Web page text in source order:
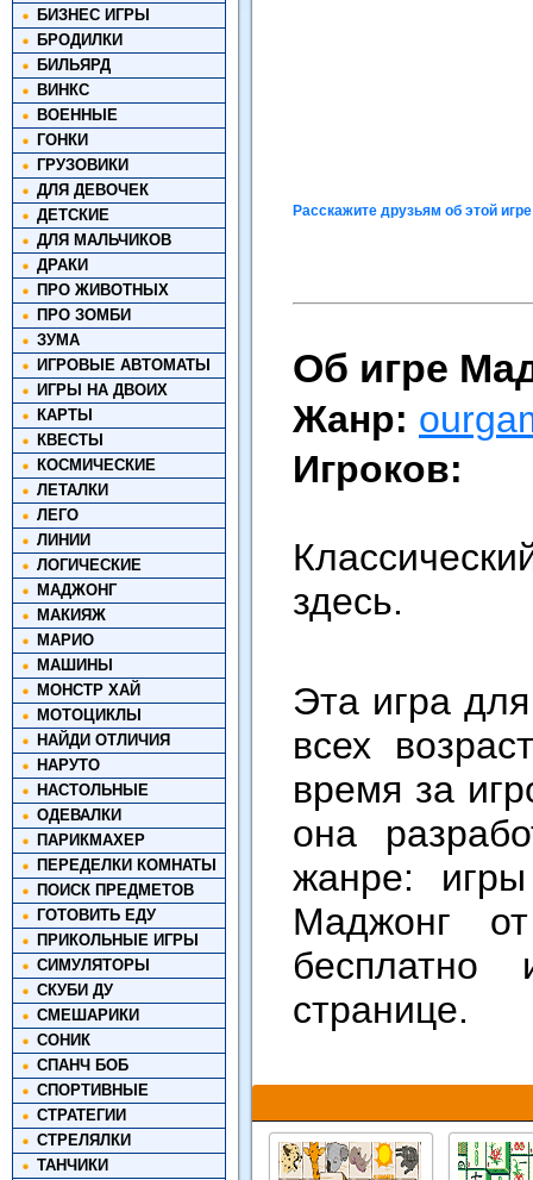
БИЗНЕС ИГРЫ
БРОДИЛКИ
БИЛЬЯРД
ВИНКС
ВОЕННЫЕ
ГОНКИ
ГРУЗОВИКИ
ДЛЯ ДЕВОЧЕК
ДЕТСКИЕ
ДЛЯ МАЛЬЧИКОВ
ДРАКИ
ПРО ЖИВОТНЫХ
ПРО ЗОМБИ
ЗУМА
ИГРОВЫЕ АВТОМАТЫ
ИГРЫ НА ДВОИХ
КАРТЫ
КВЕСТЫ
КОСМИЧЕСКИЕ
ЛЕТАЛКИ
ЛЕГО
ЛИНИИ
ЛОГИЧЕСКИЕ
МАДЖОНГ
МАКИЯЖ
МАРИО
МАШИНЫ
МОНСТР ХАЙ
МОТОЦИКЛЫ
НАЙДИ ОТЛИЧИЯ
НАРУТО
НАСТОЛЬНЫЕ
ОДЕВАЛКИ
ПАРИКМАХЕР
ПЕРЕДЕЛКИ КОМНАТЫ
ПОИСК ПРЕДМЕТОВ
ГОТОВИТЬ ЕДУ
ПРИКОЛЬНЫЕ ИГРЫ
СИМУЛЯТОРЫ
СКУБИ ДУ
СМЕШАРИКИ
СОНИК
СПАНЧ БОБ
СПОРТИВНЫЕ
СТРАТЕГИИ
СТРЕЛЯЛКИ
ТАНЧИКИ
Расскажите друзьям об этой игре
Об игре
Жанр:
Игроков:
здесь.
Эта игра
всех
время за
она
жанре:
Маджонг
странице.